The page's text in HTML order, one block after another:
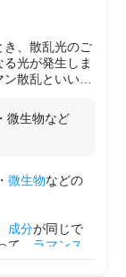
き、散乱光のご
る光が発生しま
散乱といい、
測定すること
ルを得ます。
質量と原子間
マンバンドが
できます。
微生物など
・微生物などの
成分が同じで
、 ラマンス
ます。